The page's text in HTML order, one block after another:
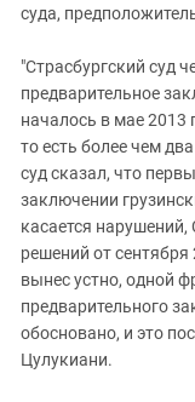
суда,
"Страсбургский суд
предварительное
началось в мае 2013
то есть более чем
суд сказал, что
заключении
касается нарушений,
решений от сентября
вынес устно, одной
предварительного
обосновано, и это
Цулукиани.